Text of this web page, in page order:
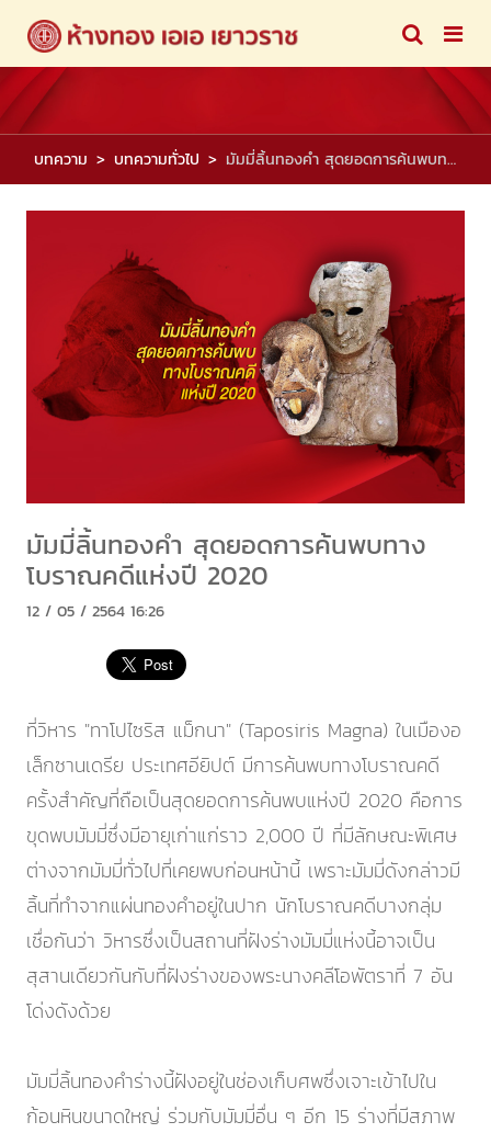
บทความ บทความทั่วไป มัมมี่ลิ้นทองคำ สุดยอดการค้นพบทางโบราณคดีแห่งปี 2020
มัมมี่ลิ้นทองคำ สุดยอดการค้นพบทาง
โบราณคดีแห่งปี 2020
12 / 05 / 2564 16:26
ที่วิหาร "ทาโปไซริส แม็กนา" (Taposiris Magna) ในเมืองอ
เล็กซานเดรีย ประเทศอียิปต์ มีการค้นพบทางโบราณคดี
ครั้งสำคัญที่ถือเป็นสุดยอดการค้นพบแห่งปี 2020 คือการ
ขุดพบมัมมี่ซึ่งมีอายุเก่าแก่ราว 2,000 ปี ที่มีลักษณะพิเศษ
ต่างจากมัมมี่ทั่วไปที่เคยพบก่อนหน้านี้ เพราะมัมมี่ดังกล่าวมี
ลิ้นที่ทำจากแผ่นทองคำอยู่ในปาก นักโบราณคดีบางกลุ่ม
เชื่อกันว่า วิหารซึ่งเป็นสถานที่ฝังร่างมัมมี่แห่งนี้อาจเป็น
สุสานเดียวกันกับที่ฝังร่างของพระนางคลีโอพัตราที่ 7 อัน
โด่งดังด้วย
มัมมี่ลิ้นทองคำร่างนี้ฝังอยู่ในช่องเก็บศพซึ่งเจาะเข้าไปใน
ก้อนหินขนาดใหญ่ ร่วมกับมัมมี่อื่น ๆ อีก 15 ร่างที่มีสภาพ